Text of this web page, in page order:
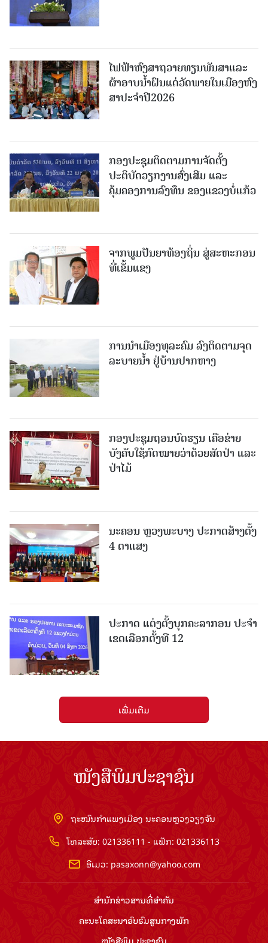
ໄຟຟ້າຫົງສາຖວາຍທຽນພັນສາແລະ
ຜ້າອາບນໍ້າຝົນແດ່ວັດພາຍໃນເມືອງຫົງ
ສາປະຈໍາປີ2026
ກອງປະຊຸມຕິດຕາມການຈັດຕັ້ງ
ປະຕິບັດວຽກງານສົ່ງເສີມ ແລະ
ຄຸ້ມຄອງການລົງທຶນ ຂອງແຂວງບໍ່ແກ້ວ
ຈາກພູມປັນຍາທ້ອງຖິ່ນ ສູ່ສະຫະກອນ
ທີ່ເຂັ້ມແຂງ
ການນໍາເມືອງທຸລະຄົມ ລົງຕິດຕາມຈຸດ
ລະບາຍນໍ້າ ຢູ່ບ້ານປາກຫາງ
ກອງປະຊຸມຖອນບົດຮຽນ ເຄືອຂ່າຍ
ບັງຄັບໃຊ້ກົດໝາຍວ່າດ້ວຍສັດປ່າ ແລະ
ປ່າໄມ້
ນະຄອນ ຫຼວງພະບາງ ປະ​ກາດ​ສ້າງ​ຕັ້ງ
4 ຕາແສງ
ປະກາດ ແຕ່ງຕັ້ງບຸກຄະລາກອນ ປະຈໍາ
ເຂດເລືອກຕັ້ງທີ 12
ເພີ່ມເຕີມ
ໜັງສືພິມປະຊາຊົນ
ຖະໜົນກຳແພງເມືອງ ນະຄອນຫຼວງວຽງຈັນ
ໂທລະສັບ: 021336111 - ແຟັກ: 021336113
ອີເມວ: pasaxonn@yahoo.com
ສຳ​ນັກ​ຂ່າວ​ສານ​ທີ່​ສຳ​ຄັນ​
ຄະນະໂຄສະນາອົບຮົມ​ສູນ​ກາງ​ພັກ
ໜັງສືພິມ ປະ​ຊາ​ຊົນ